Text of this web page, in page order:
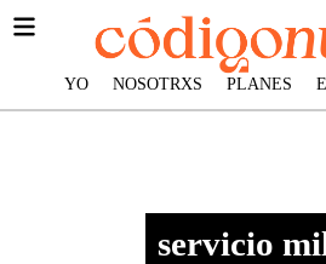
YO NOSOTRXS PLANES
servicio